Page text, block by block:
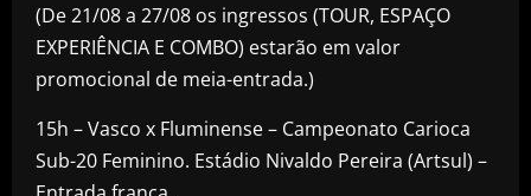
(De 21/08 a 27/08 os ingressos (TOUR, ESPAÇO
EXPERIÊNCIA E COMBO) estarão em valor
promocional de meia-entrada.)
15h – Vasco x Fluminense – Campeonato Carioca
Sub-20 Feminino. Estádio Nivaldo Pereira (Artsul) –